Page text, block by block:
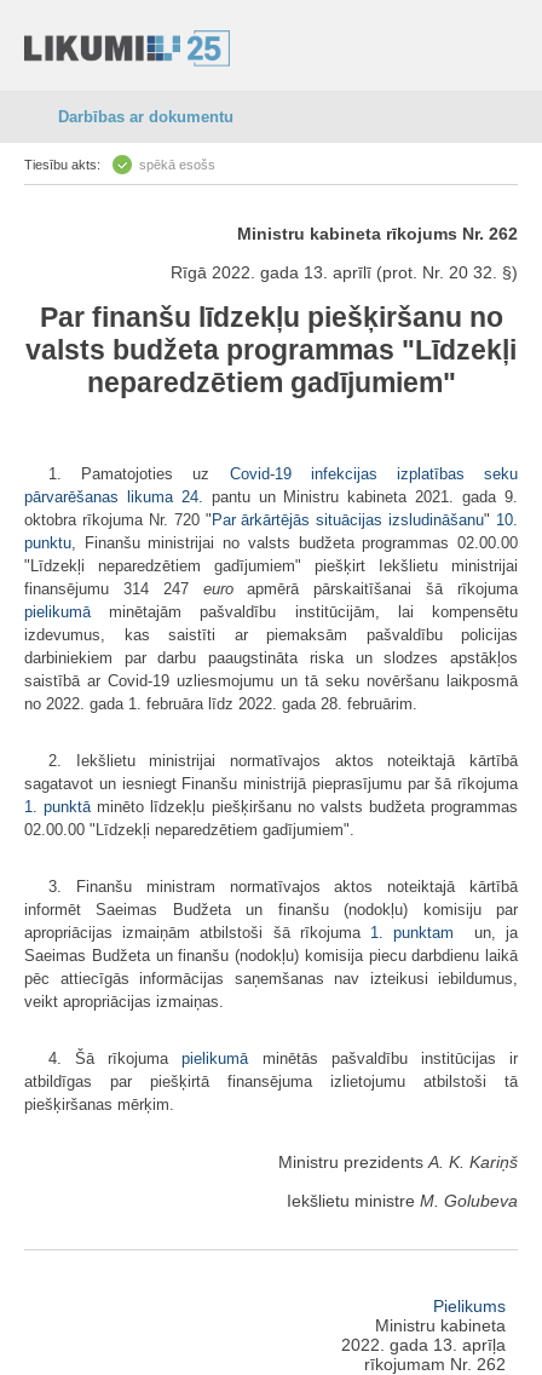
Darbības ar dokumentu
Tiesību akts: spēkā esošs
Ministru kabineta rīkojums Nr. 262
Rīgā 2022. gada 13. aprīlī (prot. Nr. 20 32. §)
Par finanšu līdzekļu piešķiršanu no
valsts budžeta programmas "Līdzekļi
neparedzētiem gadījumiem"
1. Pamatojoties uz Covid-19 infekcijas izplatības seku
pārvarēšanas likuma 24.
pantu un Ministru kabineta 2021. gada 9.
oktobra rīkojuma Nr. 720 " Par ārkārtējās situācijas izsludināšanu" 10.
punktu , Finanšu ministrijai no valsts budžeta programmas 02.00.00
"Līdzekļi neparedzētiem gadījumiem" piešķirt Iekšlietu ministrijai
finansējumu 314 247 euroapmērā pārskaitīšanai šā rīkojuma
pielikumā minētajām pašvaldību institūcijām, lai kompensētu
izdevumus, kas saistīti ar piemaksām pašvaldību policijas
darbiniekiem par darbu paaugstināta riska un slodzes apstākļos
saistībā ar Covid-19 uzliesmojumu un tā seku novēršanu laikposmā
no 2022. gada 1. februāra līdz 2022. gada 28. februārim.
2. Iekšlietu ministrijai normatīvajos aktos noteiktajā kārtībā
sagatavot un iesniegt Finanšu ministrijā pieprasījumu par šā rīkojuma
1. punktā minēto līdzekļu piešķiršanu no valsts budžeta programmas
02.00.00 "Līdzekļi neparedzētiem gadījumiem".
3. Finanšu ministram normatīvajos aktos noteiktajā kārtībā
informēt Saeimas Budžeta un finanšu (nodokļu) komisiju par
apropriācijas izmaiņām atbilstoši šā rīkojuma 1. punktam un, ja
Saeimas Budžeta un finanšu (nodokļu) komisija piecu darbdienu laikā
pēc attiecīgās informācijas saņemšanas nav izteikusi iebildumus,
veikt apropriācijas izmaiņas.
4. Šā rīkojumapielikumā minētās pašvaldību institūcijas ir
atbildīgas par piešķirtā finansējuma izlietojumu atbilstoši tā
piešķiršanas mērķim.
Ministru prezidents A. K. Kariņš
Iekšlietu ministre M. Golubeva
Pielikums
Ministru kabineta
2022. gada 13. aprīļa
rīkojumam Nr. 262